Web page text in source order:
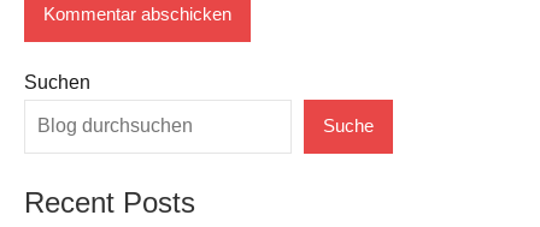
Suchen
Suche
Recent Posts